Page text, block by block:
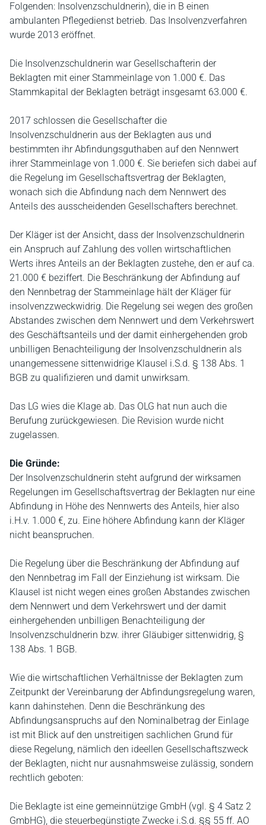
Folgenden: Insolvenzschuldnerin), die in B einen
ambulanten Pflegedienst betrieb. Das Insolvenzverfahren
wurde 2013 eröffnet.
Die Insolvenzschuldnerin war Gesellschafterin der
Beklagten mit einer Stammeinlage von 1.000 €. Das
Stammkapital der Beklagten beträgt insgesamt 63.000 €.
2017 schlossen die Gesellschafter die
Insolvenzschuldnerin aus der Beklagten aus und
bestimmten ihr Abfindungsguthaben auf den Nennwert
ihrer Stammeinlage von 1.000 €. Sie beriefen sich dabei auf
die Regelung im Gesellschaftsvertrag der Beklagten,
wonach sich die Abfindung nach dem Nennwert des
Anteils des ausscheidenden Gesellschafters berechnet.
Der Kläger ist der Ansicht, dass der Insolvenzschuldnerin
ein Anspruch auf Zahlung des vollen wirtschaftlichen
Werts ihres Anteils an der Beklagten zustehe, den er auf ca.
21.000 € beziffert. Die Beschränkung der Abfindung auf
den Nennbetrag der Stammeinlage hält der Kläger für
insolvenzzweckwidrig. Die Regelung sei wegen des großen
Abstandes zwischen dem Nennwert und dem Verkehrswert
des Geschäftsanteils und der damit einhergehenden grob
unbilligen Benachteiligung der Insolvenzschuldnerin als
unangemessene sittenwidrige Klausel i.S.d. § 138 Abs. 1
BGB zu qualifizieren und damit unwirksam.
Das LG wies die Klage ab. Das OLG hat nun auch die
Berufung zurückgewiesen. Die Revision wurde nicht
zugelassen.
Die Gründe:
Der Insolvenzschuldnerin steht aufgrund der wirksamen
Regelungen im Gesellschaftsvertrag der Beklagten nur eine
Abfindung in Höhe des Nennwerts des Anteils, hier also
i.H.v. 1.000 €, zu. Eine höhere Abfindung kann der Kläger
nicht beanspruchen.
Die Regelung über die Beschränkung der Abfindung auf
den Nennbetrag im Fall der Einziehung ist wirksam. Die
Klausel ist nicht wegen eines großen Abstandes zwischen
dem Nennwert und dem Verkehrswert und der damit
einhergehenden unbilligen Benachteiligung der
Insolvenzschuldnerin bzw. ihrer Gläubiger sittenwidrig, §
138 Abs. 1 BGB.
Wie die wirtschaftlichen Verhältnisse der Beklagten zum
Zeitpunkt der Vereinbarung der Abfindungsregelung waren,
kann dahinstehen. Denn die Beschränkung des
Abfindungsanspruchs auf den Nominalbetrag der Einlage
ist mit Blick auf den unstreitigen sachlichen Grund für
diese Regelung, nämlich den ideellen Gesellschaftszweck
der Beklagten, nicht nur ausnahmsweise zulässig, sondern
rechtlich geboten:
Die Beklagte ist eine gemeinnützige GmbH (vgl. § 4 Satz 2
GmbHG), die steuerbegünstigte Zwecke i.S.d. §§ 55 ff. AO